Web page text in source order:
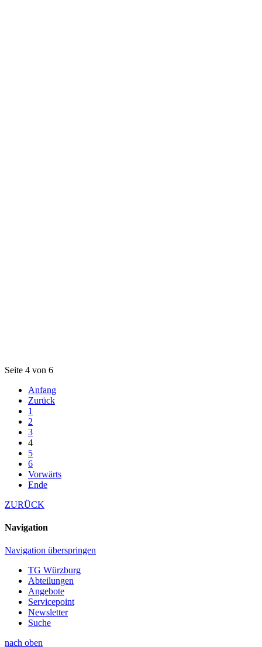
Seite 4 von 6
Anfang
Zurück
1
2
3
4
5
6
Vorwärts
Ende
ZURÜCK
Navigation
Navigation überspringen
TG Würzburg
Abteilungen
Angebote
Servicepoint
Newsletter
Suche
nach oben